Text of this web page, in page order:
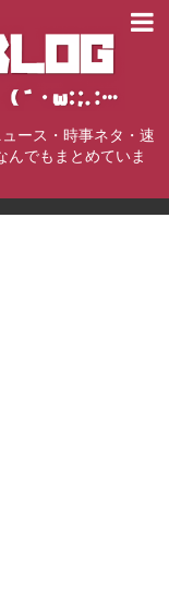
ース・時事ネタ・速
んでもまとめていま